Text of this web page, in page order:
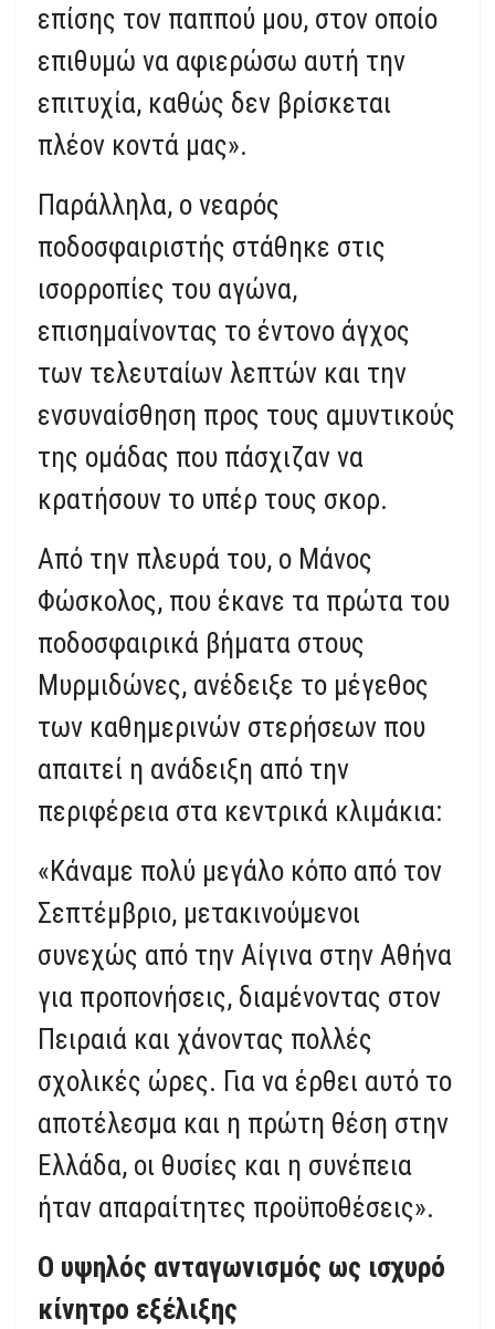
επίσης τον παππού μου, στον οποίο
επιθυμώ να αφιερώσω αυτή την
επιτυχία, καθώς δεν βρίσκεται
πλέον κοντά μας».
Παράλληλα, ο νεαρός
ποδοσφαιριστής στάθηκε στις
ισορροπίες του αγώνα,
επισημαίνοντας το έντονο άγχος
των τελευταίων λεπτών και την
ενσυναίσθηση προς τους αμυντικούς
της ομάδας που πάσχιζαν να
κρατήσουν το υπέρ τους σκορ.
Από την πλευρά του, ο Μάνος
Φώσκολος, που έκανε τα πρώτα του
ποδοσφαιρικά βήματα στους
Μυρμιδώνες, ανέδειξε το μέγεθος
των καθημερινών στερήσεων που
απαιτεί η ανάδειξη από την
περιφέρεια στα κεντρικά κλιμάκια:
«Κάναμε πολύ μεγάλο κόπο από τον
Σεπτέμβριο, μετακινούμενοι
συνεχώς από την Αίγινα στην Αθήνα
για προπονήσεις, διαμένοντας στον
Πειραιά και χάνοντας πολλές
σχολικές ώρες. Για να έρθει αυτό το
αποτέλεσμα και η πρώτη θέση στην
Ελλάδα, οι θυσίες και η συνέπεια
ήταν απαραίτητες προϋποθέσεις».
Ο υψηλός ανταγωνισμός ως ισχυρό
κίνητρο εξέλιξης